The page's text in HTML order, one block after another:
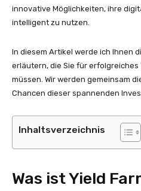
innovative Möglichkeiten, ihre
intelligent zu nutzen.
In diesem Artikel werde ich Ihnen
erläutern, die Sie für erfolgreiches
müssen. Wir werden gemeinsam
Chancen dieser spannenden
Inhaltsverzeichnis
Was ist Yield